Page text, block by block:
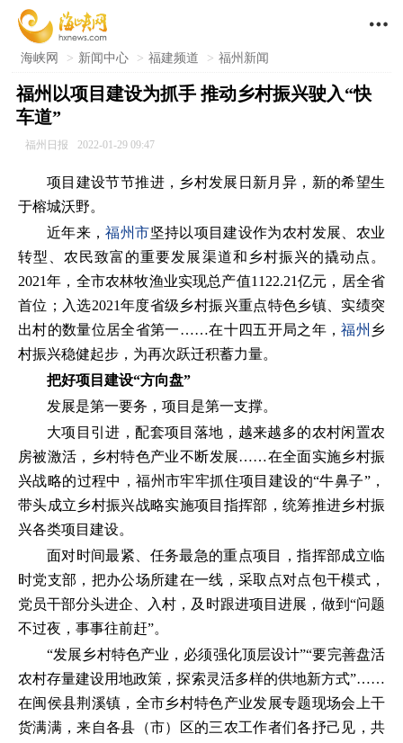

海峡网 > 新闻中心 > 福建频道 > 福州新闻
福州以项目建设为抓手 推动乡村振兴驶入“快
车道”
福州日报 2022-01-29 09:47
项目建设节节推进，乡村发展日新月异，新的希望生
于榕城沃野。
近年来，福州市坚持以项目建设作为农村发展、农业
转型、农民致富的重要发展渠道和乡村振兴的撬动点。
2021年，全市农林牧渔业实现总产值1122.21亿元，居全省
首位；入选2021年度省级乡村振兴重点特色乡镇、实绩突
出村的数量位居全省第一……在十四五开局之年，福州 乡
村振兴稳健起步，为再次跃迁积蓄力量。
把好项目建设“方向盘”
发展是第一要务，项目是第一支撑。
大项目引进，配套项目落地，越来越多的农村闲置农
房被激活，乡村特色产业不断发展……在全面实施乡村振
兴战略的过程中，福州市牢牢抓住项目建设的“牛鼻子”，
带头成立乡村振兴战略实施项目指挥部，统筹推进乡村振
兴各类项目建设。
面对时间最紧、任务最急的重点项目，指挥部成立临
时党支部，把办公场所建在一线，采取点对点包干模式，
党员干部分头进企、入村，及时跟进项目进展，做到“问题
不过夜，事事往前赶”。
“发展乡村特色产业，必须强化顶层设计”“要完善盘活
农村存量建设用地政策，探索灵活多样的供地新方式”……
在闽侯县荆溪镇，全市乡村特色产业发展专题现场会上干
货满满，来自各县（市）区的三农工作者们各抒己见，共